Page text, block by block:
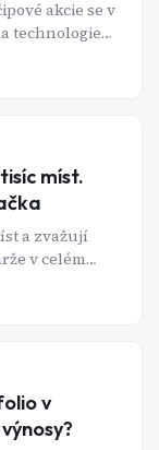
akcie se v
technologie
Přesně o
míst.
a zvažují
v celém
v